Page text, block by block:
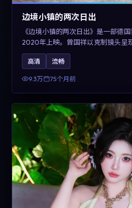
边境小镇的两次日出
《边境小镇的两次日出》是一部德国
2020年上映。曾国祥以克制镜头呈
孙俪与任素汐的对手戏可圈可点。剧
刻画小人物的尊严与信念，对关注
观众具有检索与收藏价值。
高清 流畅
9.3万 75个月前